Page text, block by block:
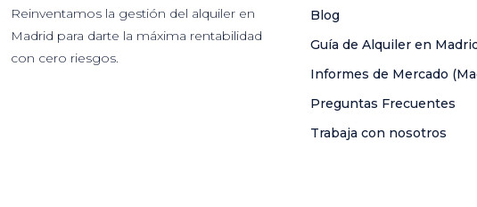
Reinventamos la gestión del alquiler en
Madrid para darte la máxima rentabilidad
con cero riesgos.
Blog
Guía de Alquiler en
Informes de Mercado
Preguntas Frecuentes
Trabaja con nosotros